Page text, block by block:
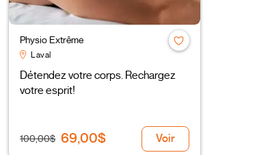
Physio Extrême
Laval
Détendez votre corps. Rechargez
votre esprit!
100,00$ 69,00$ Voir